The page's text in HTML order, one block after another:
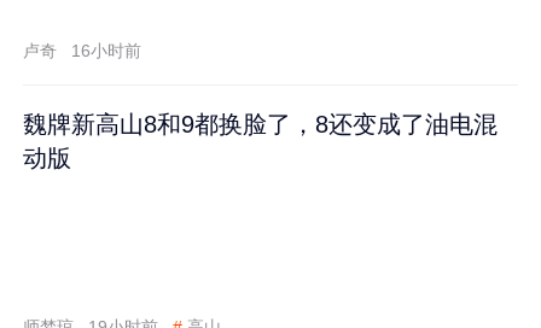
卢奇 16小时前
魏牌新高山8和9都换脸了，8还变成了油电混
动版